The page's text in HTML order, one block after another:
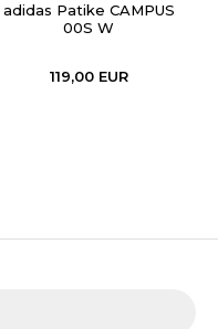
adidas Patike CAMPUS
00S W
119,00 EUR